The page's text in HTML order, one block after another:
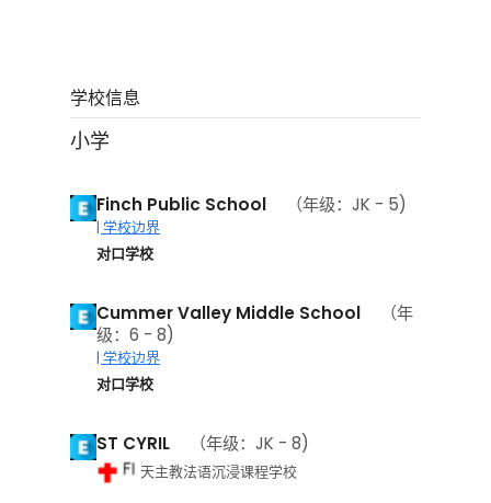
学校信息
小学
Finch Public School （年级：JK - 5)
| 学校边界
对口学校
Cummer Valley Middle School
（年
级：6 - 8)
| 学校边界
对口学校
ST CYRIL （年级：JK - 8)
天主教法语沉浸课程学校